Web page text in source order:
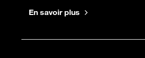
En savoir plus